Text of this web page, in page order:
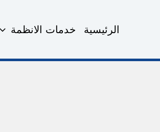
الرئيسية خدمات الانظمة